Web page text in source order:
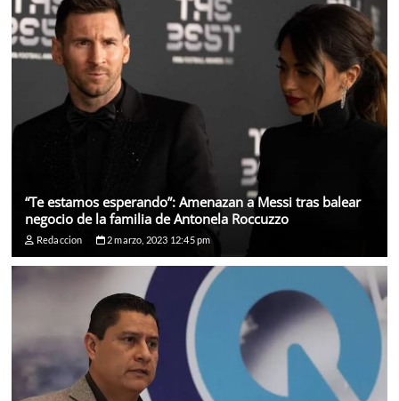
“Te estamos esperando”: Amenazan a Messi tras balear
negocio de la familia de Antonela Roccuzzo
Redaccion 2 marzo, 2023 12:45 pm